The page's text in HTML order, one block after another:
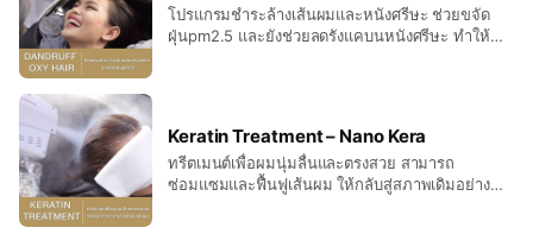
โปรแกรมชำระล้างเส้นผมและหนังศรีษะ ช่วยขจัด
ฝุ่นpm2.5 และยังช่วยลดรังแคบนหนังศรีษะ ทำให้
Keratin Treatment – Nano Kera
ทรีตเมนต์เพื่อผมนุ่มลื่นและตรงสวย สามารถ
ซ่อมแซมและฟื้นฟูเส้นผม ให้กลับสู่สภาพเดิมอย่าง